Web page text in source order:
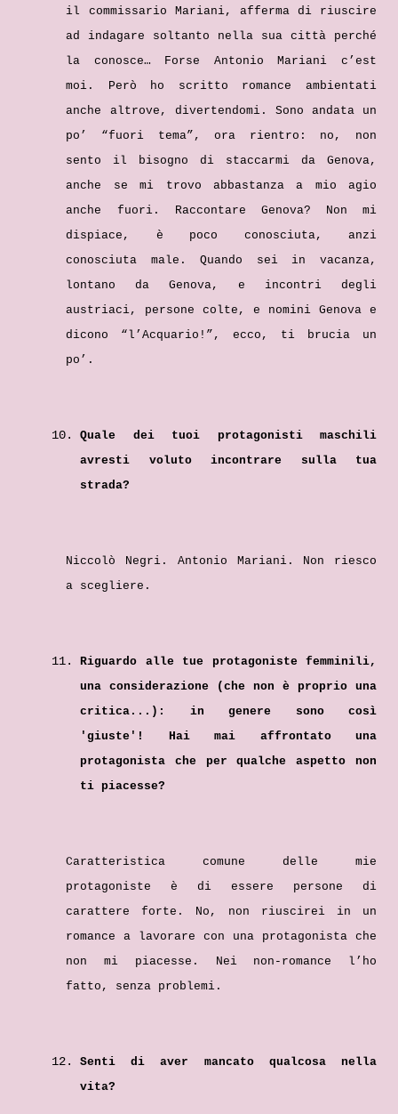
il commissario Mariani, afferma di riuscire
ad indagare soltanto nella sua città perché
la conosce… Forse Antonio Mariani c’est
moi. Però ho scritto romance ambientati
anche altrove, divertendomi. Sono andata un
po’ “fuori tema”, ora rientro: no, non
sento il bisogno di staccarmi da Genova,
anche se mi trovo abbastanza a mio agio
anche fuori. Raccontare Genova? Non mi
dispiace, è poco conosciuta, anzi
conosciuta male. Quando sei in vacanza,
lontano da Genova, e incontri degli
austriaci, persone colte, e nomini Genova e
dicono “l’Acquario!”, ecco, ti brucia un
po’.
Quale dei tuoi protagonisti maschili
avresti voluto incontrare sulla tua
strada?
Niccolò Negri. Antonio Mariani. Non riesco
a scegliere.
Riguardo alle tue protagoniste femminili,
una considerazione (che non è proprio una
critica...): in genere sono così
'giuste'! Hai mai affrontato una
protagonista che per qualche aspetto non
ti piacesse?
Caratteristica comune delle mie
protagoniste è di essere persone di
carattere forte. No, non riuscirei in un
romance a lavorare con una protagonista che
non mi piacesse. Nei non-romance l’ho
fatto, senza problemi.
Senti di aver mancato qualcosa nella
vita?